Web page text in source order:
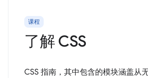
课程
了解 CSS
CSS 指南，其中包含的模块涵盖从